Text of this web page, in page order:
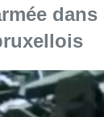
dans